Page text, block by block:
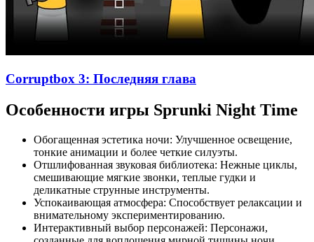
Corruptbox 3: Последняя глава
Особенности игры Sprunki Night Time
Обогащенная эстетика ночи: Улучшенное освещение,
тонкие анимации и более четкие силуэты.
Отшлифованная звуковая библиотека: Нежные циклы,
смешивающие мягкие звонки, теплые гудки и
деликатные струнные инструменты.
Успокаивающая атмосфера: Способствует релаксации и
внимательному экспериментированию.
Интерактивный выбор персонажей: Персонажи,